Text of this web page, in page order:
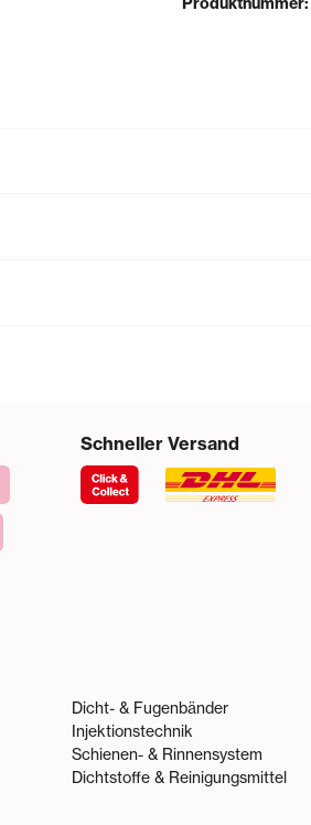
Schneller Versand
Dicht- & Fugenbänder
Injektionstechnik
Schienen- & Rinnensystem
Dichtstoffe & Reinigungsmittel